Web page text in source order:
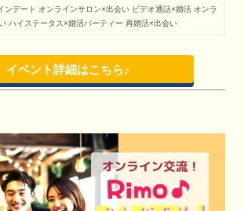
ンデート オンラインサロン×出会い ビデオ通話×婚活 オンラ
ハイステータス×婚活パーティー 再婚活×出会い
イベント詳細はこちら♪